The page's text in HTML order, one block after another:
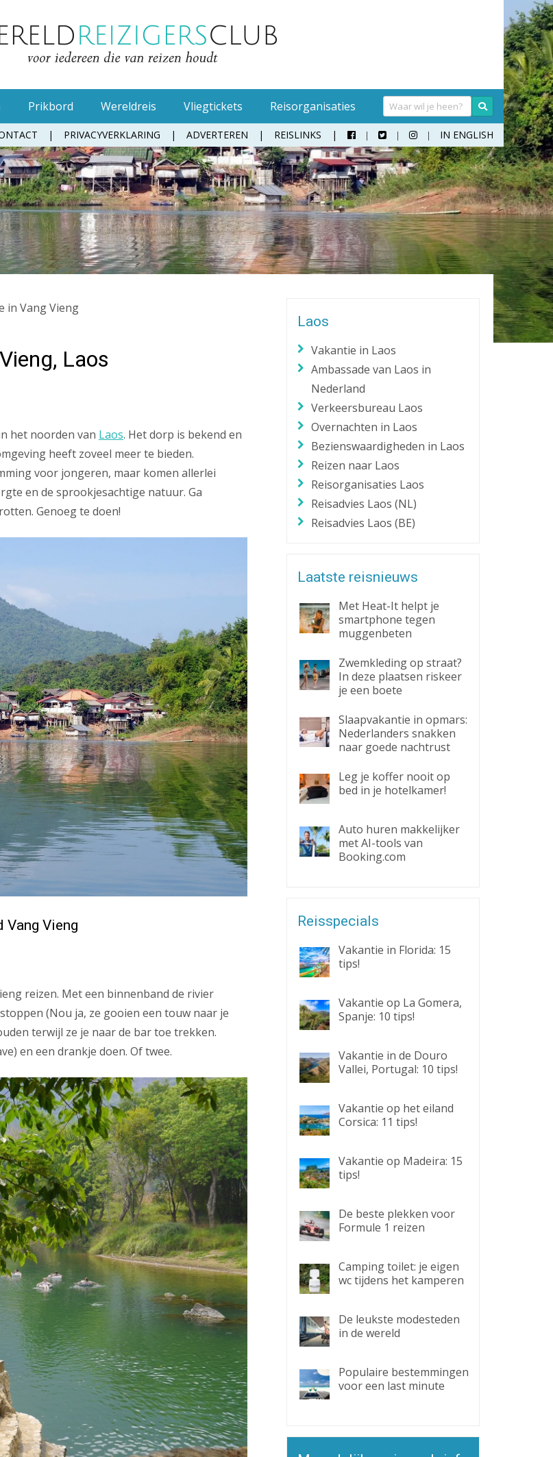
Muggenspray
Oordopjes
Tandenborstel
Toiletpapier
Waterfles
Handwasmiddel
Hangmat
Klamboe
Koffer
Moneybelt
Zaklantaarn
Sokken
Teenslippers
Wandelschoenen
Zonnebril
Prikbord Wereldreis Vliegtickets Reisorganisaties
PRIVACYVERKLARING ADVERTEREN REISLINKS    IN ENGLISH
in Vang Vieng
Laos
het noorden van Laos. Het dorp is bekend en
heeft zoveel meer te bieden.
voor jongeren, maar komen allerlei
en de sprookjesachtige natuur. Ga
Genoeg te doen!
Vang Vieng
reizen. Met een binnenband de rivier
(Nou ja, ze gooien een touw naar je
terwijl ze je naar de bar toe trekken.
en een drankje doen. Of twee.
Laos
Vakantie in Laos
Ambassade van Laos in
Nederland
Verkeersbureau Laos
Overnachten in Laos
Bezienswaardigheden in Laos
Reizen naar Laos
Reisorganisaties Laos
Reisadvies Laos (NL)
Reisadvies Laos (BE)
Laatste reisnieuws
Met Heat-It helpt je
smartphone tegen
muggenbeten
Zwemkleding op straat?
In deze plaatsen riskeer
je een boete
Slaapvakantie in opmars:
Nederlanders snakken
naar goede nachtrust
Leg je koffer nooit op
bed in je hotelkamer!
Auto huren makkelijker
met AI-tools van
Booking.com
Reisspecials
Vakantie in Florida: 15
tips!
Vakantie op La Gomera,
Spanje: 10 tips!
Vakantie in de Douro
Vallei, Portugal: 10 tips!
Vakantie op het eiland
Corsica: 11 tips!
Vakantie op Madeira: 15
tips!
De beste plekken voor
Formule 1 reizen
Camping toilet: je eigen
wc tijdens het kamperen
De leukste modesteden
in de wereld
Populaire bestemmingen
voor een last minute